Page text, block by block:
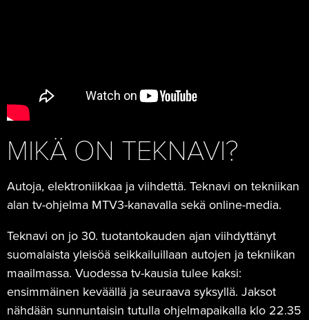
MIKÄ ON TEKNAVI?
Autoja, elektroniikkaa ja viihdettä. Teknavi on tekniikan
alan tv-ohjelma MTV3-kanavalla sekä online-media.
Teknavi on jo 30. tuotantokauden ajan viihdyttänyt
suomalaista yleisöä seikkailuillaan autojen ja tekniikan
maailmassa. Vuodessa tv-kausia tulee kaksi:
ensimmäinen keväällä ja seuraava syksyllä. Jaksot
nähdään sunnuntaisin tutulla ohjelmapaikalla klo 22.35